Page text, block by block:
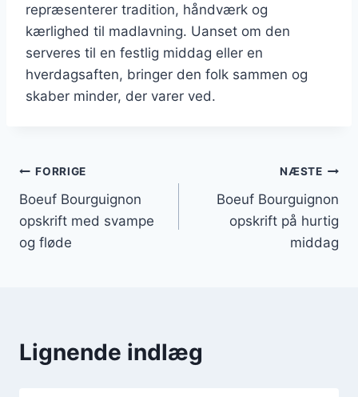
repræsenterer tradition, håndværk og
kærlighed til madlavning. Uanset om den
serveres til en festlig middag eller en
hverdagsaften, bringer den folk sammen og
skaber minder, der varer ved.
Indlægsnavigation
FORRIGE
Boeuf Bourguignon
opskrift med svampe
og fløde
NÆSTE
Boeuf Bourguignon
opskrift på hurtig
middag
Lignende indlæg